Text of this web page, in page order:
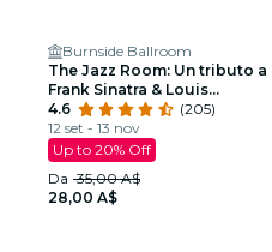
Burnside Ballroom
The Jazz Room: Un tributo a
Frank Sinatra & Louis
Armstrong
4.6
(205)
12 set - 13 nov
Up to 20% Off
Da 35,00 A$
28,00 A$